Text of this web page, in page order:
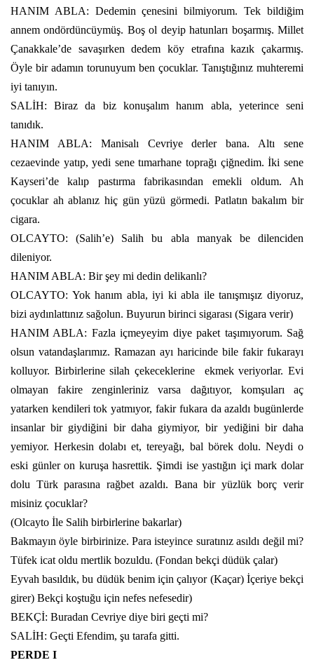
HANIM ABLA: Dedemin çenesini bilmiyorum. Tek bildiğim
annem ondördüncüymüş. Boş ol deyip hatunları boşarmış. Millet
Çanakkale’de savaşırken dedem köy etrafına kazık çakarmış.
Öyle bir adamın torunuyum ben çocuklar. Tanıştığınız muhteremi
iyi tanıyın.
SALİH: Biraz da biz konuşalım hanım abla, yeterince seni
tanıdık.
HANIM ABLA: Manisalı Cevriye derler bana. Altı sene
cezaevinde yatıp, yedi sene tımarhane toprağı çiğnedim. İki sene
Kayseri’de kalıp pastırma fabrikasından emekli oldum. Ah
çocuklar ah ablanız hiç gün yüzü görmedi. Patlatın bakalım bir
cigara.
OLCAYTO: (Salih’e) Salih bu abla manyak be dilenciden
dileniyor.
HANIM ABLA: Bir şey mi dedin delikanlı?
OLCAYTO: Yok hanım abla, iyi ki abla ile tanışmışız diyoruz,
bizi aydınlattınız sağolun. Buyurun birinci sigarası (Sigara verir)
HANIM ABLA: Fazla içmeyeyim diye paket taşımıyorum. Sağ
olsun vatandaşlarımız. Ramazan ayı haricinde bile fakir fukarayı
kolluyor. Birbirlerine silah çekeceklerine
ekmek veriyorlar. Evi
olmayan fakire zenginleriniz varsa dağıtıyor, komşuları aç
yatarken kendileri tok yatmıyor, fakir fukara da azaldı bugünlerde
insanlar bir giydiğini bir daha giymiyor, bir yediğini bir daha
yemiyor. Herkesin dolabı et, tereyağı, bal börek dolu. Neydi o
eski günler on kuruşa hasrettik. Şimdi ise yastığın içi mark dolar
dolu Türk parasına rağbet azaldı. Bana bir yüzlük borç verir
misiniz çocuklar?
(Olcayto İle Salih birbirlerine bakarlar)
Bakmayın öyle birbirinize. Para isteyince suratınız asıldı değil mi?
Tüfek icat oldu mertlik bozuldu. (Fondan bekçi düdük çalar)
Eyvah basıldık, bu düdük benim için çalıyor (Kaçar) İçeriye bekçi
girer) Bekçi koştuğu için nefes nefesedir)
BEKÇİ: Buradan Cevriye diye biri geçti mi?
SALİH: Geçti Efendim, şu tarafa gitti.
PERDE I